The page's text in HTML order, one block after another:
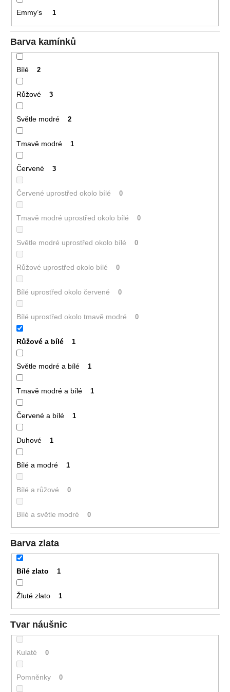
Emmy’s 1
Barva kamínků
Bílé 2
Růžové 3
Světle modré 2
Tmavě modré 1
Červené 3
Červené uprostřed okolo bílé 0
Tmavě modré uprostřed okolo bílé 0
Světle modré uprostřed okolo bílé 0
Růžové uprostřed okolo bílé 0
Bílé uprostřed okolo červené 0
Bílé uprostřed okolo tmavě modré 0
Růžové a bílé 1
Světle modré a bílé 1
Tmavě modré a bílé 1
Červené a bílé 1
Duhové 1
Bílé a modré 1
Bílé a růžové 0
Bílé a světle modré 0
Barva zlata
Bílé zlato 1
Žluté zlato 1
Tvar náušnic
Kulaté 0
Pomněnky 0
j
e
m
NÁUŠNICE
790
Kč
900
Kč